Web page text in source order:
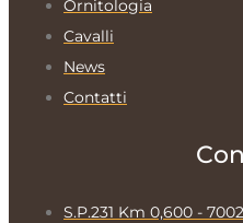
Ornitologia
Cavalli
News
Contatti
S.P.231 Km 0,600 -